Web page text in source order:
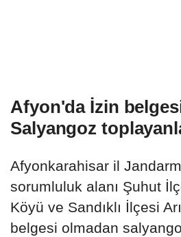
Afyon'da İzin
Salyangoz
Afyonkarahisar il
sorumluluk alanı Şuhut
Köyü ve Sandıklı İlçesi
belgesi olmadan